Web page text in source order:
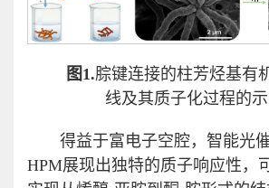
图1.腙键连接的柱芳烃基有
线及其质子化过程的
得益于富电子空腔，智能光
HPM展现出独特的质子响应性，